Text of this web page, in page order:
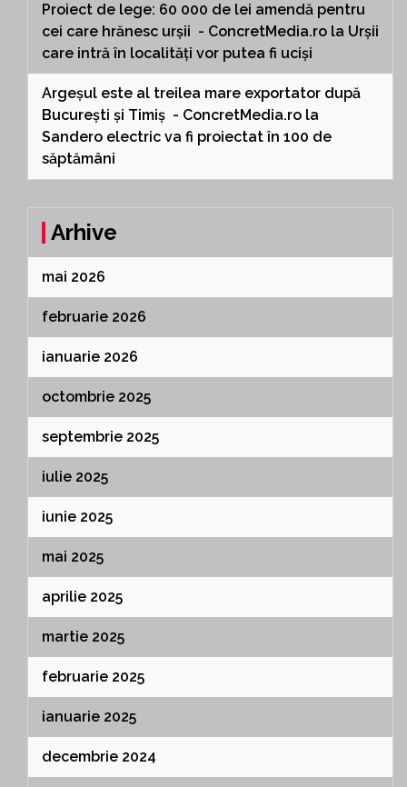
Proiect de lege: 60 000 de lei amendă pentru
cei care hrănesc urșii - ConcretMedia.ro la Urșii
care intră în localități vor putea fi uciși
Argeșul este al treilea mare exportator după
București și Timiș - ConcretMedia.ro la
Sandero electric va fi proiectat în 100 de
săptămâni
Arhive
mai 2026
februarie 2026
ianuarie 2026
octombrie 2025
septembrie 2025
iulie 2025
iunie 2025
mai 2025
aprilie 2025
martie 2025
februarie 2025
ianuarie 2025
decembrie 2024